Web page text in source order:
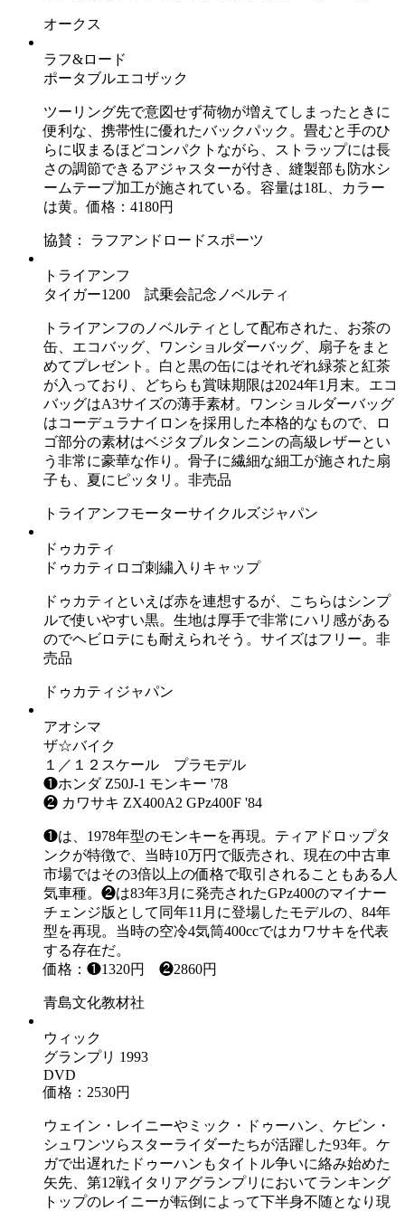
オークス
ラフ&ロード
ポータブルエコザック
ツーリング先で意図せず荷物が増えてしまったときに
便利な、携帯性に優れたバックパック。畳むと手のひ
らに収まるほどコンパクトながら、ストラップには長
さの調節できるアジャスターが付き、縫製部も防水シ
ームテープ加工が施されている。容量は18L、カラー
は黄。価格：4180円
協賛： ラフアンドロードスポーツ
トライアンフ
タイガー1200 試乗会記念ノベルティ
トライアンフのノベルティとして配布された、お茶の
缶、エコバッグ、ワンショルダーバッグ、扇子をまと
めてプレゼント。白と黒の缶にはそれぞれ緑茶と紅茶
が入っており、どちらも賞味期限は2024年1月末。エコ
バッグはA3サイズの薄手素材。ワンショルダーバッグ
はコーデュラナイロンを採用した本格的なもので、ロ
ゴ部分の素材はベジタブルタンニンの高級レザーとい
う非常に豪華な作り。骨子に繊細な細工が施された扇
子も、夏にピッタリ。非売品
トライアンフモーターサイクルズジャパン
ドゥカティ
ドゥカティロゴ刺繍入りキャップ
ドゥカティといえば赤を連想するが、こちらはシンプ
ルで使いやすい黒。生地は厚手で非常にハリ感がある
のでヘビロテにも耐えられそう。サイズはフリー。非
売品
ドゥカティジャパン
アオシマ
ザ☆バイク
１／１２スケール プラモデル
❶ホンダ Z50J-1 モンキー '78
❷ カワサキ ZX400A2 GPz400F '84
❶は、1978年型のモンキーを再現。ティアドロップタ
ンクが特徴で、当時10万円で販売され、現在の中古車
市場ではその3倍以上の価格で取引されることもある人
気車種。❷は83年3月に発売されたGPz400のマイナー
チェンジ版として同年11月に登場したモデルの、84年
型を再現。当時の空冷4気筒400ccではカワサキを代表
する存在だ。
価格：❶1320円 ❷2860円
青島文化教材社
ウィック
グランプリ 1993
DVD
価格：2530円
ウェイン・レイニーやミック・ドゥーハン、ケビン・
シュワンツらスターライダーたちが活躍した93年。ケ
ガで出遅れたドゥーハンもタイトル争いに絡み始めた
矢先、第12戦イタリアグランプリにおいてランキング
トップのレイニーが転倒によって下半身不随となり現